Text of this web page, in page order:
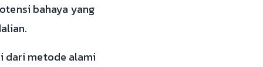
bahaya yang
dari metode alami